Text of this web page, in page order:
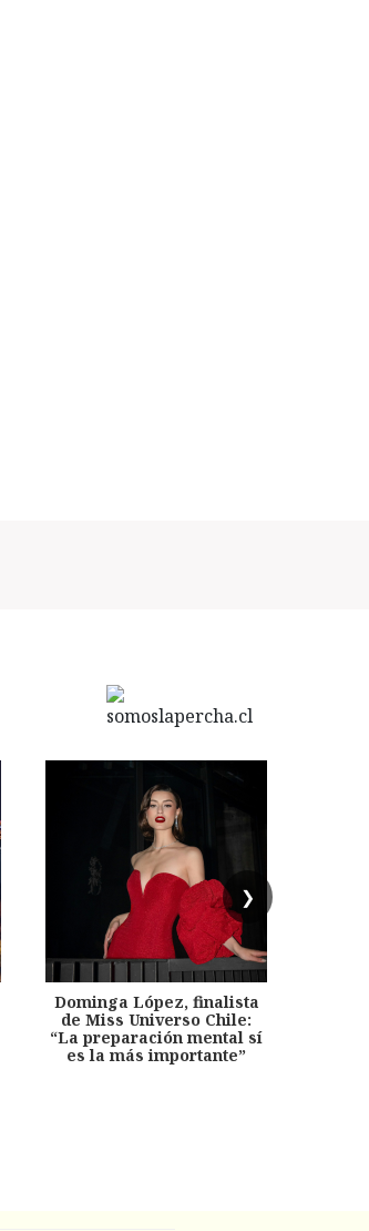
❯
Dominga López, finalista
de Miss Universo Chile:
“La preparación mental sí
es la más importante”